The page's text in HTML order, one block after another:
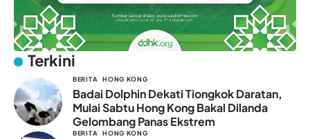
Terkini
BERITA HONG KONG
Badai Dolphin Dekati Tiongkok Daratan,
Mulai Sabtu Hong Kong Bakal Dilanda
Gelombang Panas Ekstrem
BERITA HONG KONG